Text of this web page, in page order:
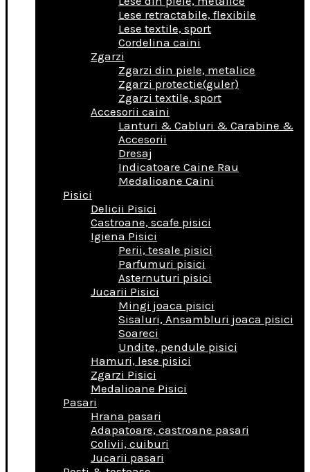
Lese retractabile, flexibile
Lese textile, sport
Cordelina caini
Zgarzi
Zgarzi din piele, metalice
Zgarzi protectie(guler)
Zgarzi textile, sport
Accesorii caini
Lanturi & Cabluri & Carabine &
Accesorii
Dresaj
Indicatoare Caine Rau
Medalioane Caini
Pisici
Delicii Pisici
Castroane, scafe pisici
Igiena Pisici
Perii, tesale pisici
Parfumuri pisici
Asternuturi pisici
Jucarii Pisici
Mingi joaca pisici
Sisaluri, Ansambluri joaca pisici
Soareci
Undite, pendule pisici
Hamuri, lese pisici
Zgarzi Pisici
Medalioane Pisici
Pasari
Hrana pasari
Adapatoare, castroane pasari
Colivii, cuiburi
Jucarii pasari